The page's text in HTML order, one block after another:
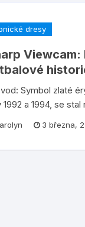
dresy
Symbol zlaté
1992 a 1994, se
3 března,